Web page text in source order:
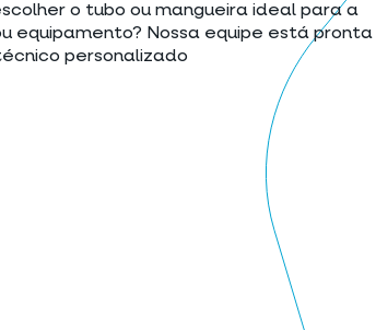
o tubo ou mangueira ideal para a
equipamento? Nossa equipe está pronta
personalizado